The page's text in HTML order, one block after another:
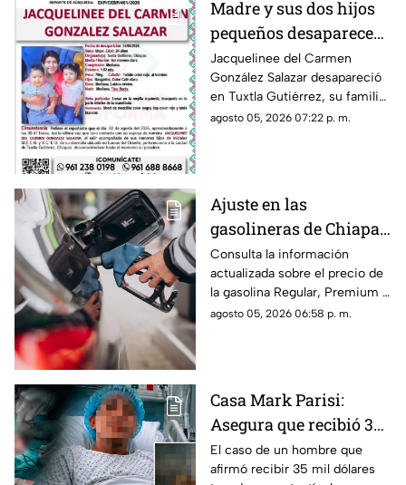
Madre y sus dos hijos
pequeños desaparecen
en Tuxtla Gutiérrez ¡Su
esposo levantó una
ficha de busqueda!
Jacquelinee del Carmen
González Salazar desapareció
en Tuxtla Gutiérrez, su familia
lo busca, por lo que han
agosto 05, 2026 07:22 p. m.
Ajuste en las
gasolineras de Chiapas:
Precio de la Magna,
Premium y Diésel este
jueves 6 de agosto
Consulta la información
actualizada sobre el precio de
la gasolina Regular, Premium y
Diésel en las estaciones de
agosto 05, 2026 06:58 p. m.
Casa Mark Parisi:
Asegura que recibió 35
mil dólares por donar
un t3stícul0
El caso de un hombre que
afirmó recibir 35 mil dólares